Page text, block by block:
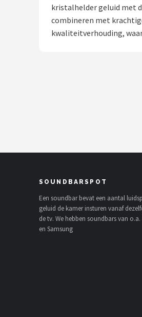
Muziekstijlen
Teufel
ArtSound
kristalhelder geluid met
combineren met
kwaliteitverhouding,
SOUNDBARSPOT
Een soundbar bevat een aantal
geluid de kamer insturen vanaf
de tv. We hebben soundbars van
en Samsung